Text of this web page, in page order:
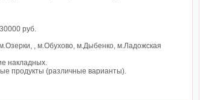
руб.
, м.Обухово, м.Дыбенко, м.Ладожская
накладных.
продукты (различные варианты).